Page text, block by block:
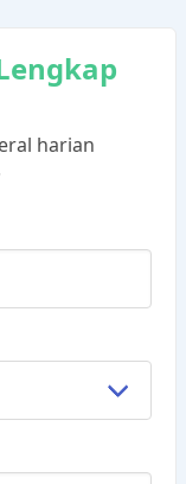
harian